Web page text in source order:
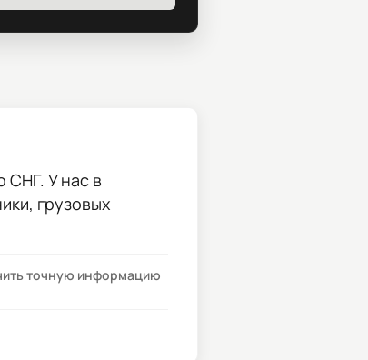
СНГ. У нас в
грузовых
точную информацию